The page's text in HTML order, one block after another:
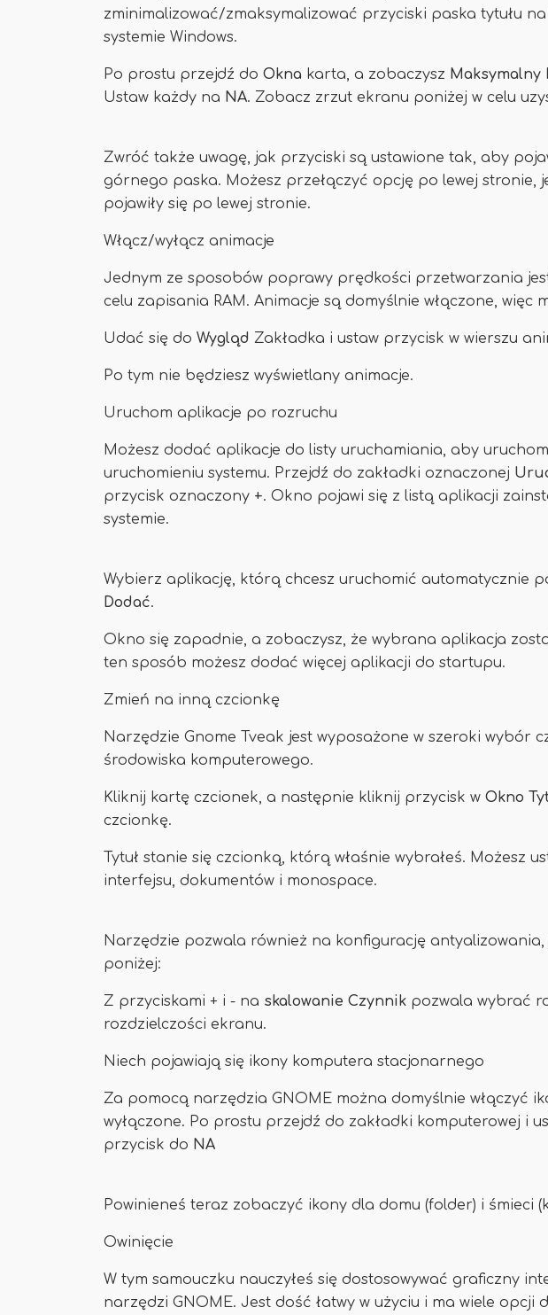
zminimalizować/zmaksymalizować przyciski paska tytułu
systemie Windows.
Po prostu przejdź do Okna karta, a zobaczysz Maksymalny I
Ustaw każdy na NA. Zobacz zrzut ekranu poniżej w celu
Zwróć także uwagę, jak przyciski są ustawione tak, aby
górnego paska. Możesz przełączyć opcję po lewej stronie,
pojawiły się po lewej stronie.
Włącz/wyłącz animacje
Jednym ze sposobów poprawy prędkości przetwarzania
celu zapisania RAM. Animacje są domyślnie włączone, więc
Udać się do Wygląd Zakładka i ustaw przycisk w wierszu
Po tym nie będziesz wyświetlany animacje.
Uruchom aplikacje po rozruchu
Możesz dodać aplikacje do listy uruchamiania, aby
uruchomieniu systemu. Przejdź do zakładki oznaczonej
przycisk oznaczony +. Okno pojawi się z listą aplikacji
systemie.
Wybierz aplikację, którą chcesz uruchomić automatycznie
Dodać.
Okno się zapadnie, a zobaczysz, że wybrana aplikacja
ten sposób możesz dodać więcej aplikacji do startupu.
Zmień na inną czcionkę
Narzędzie Gnome Tveak jest wyposażone w szeroki wybór
środowiska komputerowego.
Kliknij kartę czcionek, a następnie kliknij przycisk w Okno
czcionkę.
Tytuł stanie się czcionką, którą właśnie wybrałeś. Możesz
interfejsu, dokumentów i monospace.
Narzędzie pozwala również na konfigurację
poniżej:
Z przyciskami + i - na skalowanie Czynnik pozwala wybrać
rozdzielczości ekranu.
Niech pojawiają się ikony komputera stacjonarnego
Za pomocą narzędzia GNOME można domyślnie włączyć
wyłączone. Po prostu przejdź do zakładki komputerowej i
przycisk do NA
Powinieneś teraz zobaczyć ikony dla domu (folder) i śmieci
Owinięcie
W tym samouczku nauczyłeś się dostosowywać graficzny
narzędzi GNOME. Jest dość łatwy w użyciu i ma wiele opcji